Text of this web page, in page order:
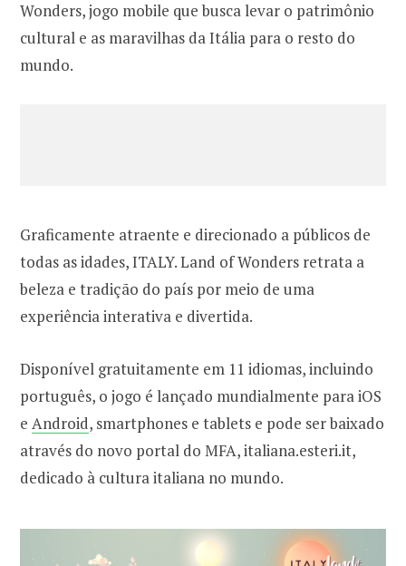
Wonders, jogo mobile que busca levar o patrimônio
cultural e as maravilhas da Itália para o resto do
mundo.
Graficamente atraente e direcionado a públicos de
todas as idades, ITALY. Land of Wonders retrata a
beleza e tradição do país por meio de uma
experiência interativa e divertida.
Disponível gratuitamente em 11 idiomas, incluindo
português, o jogo é lançado mundialmente para iOS
e Android, smartphones e tablets e pode ser baixado
através do novo portal do MFA, italiana.esteri.it,
dedicado à cultura italiana no mundo.